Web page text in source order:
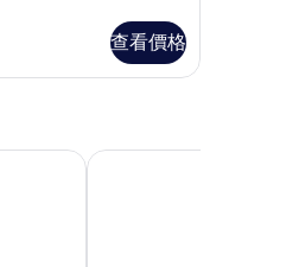
查看價格
若斯酒店